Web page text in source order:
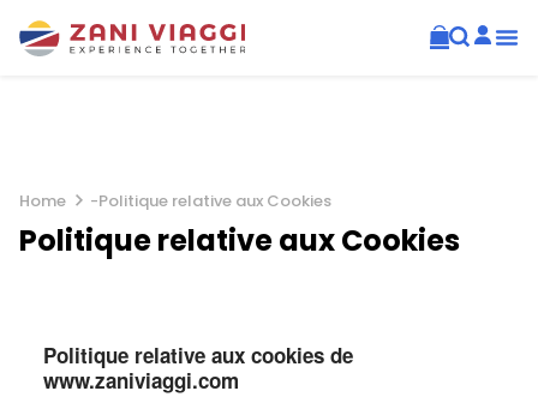
Home -Politique relative aux Cookies
Politique relative aux Cookies
Politique relative aux cookies de
www.zaniviaggi.com